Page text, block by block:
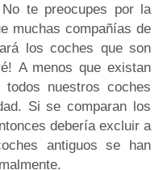
te preocupes por la
muchas compañías de
los coches que son
A menos que existan
todos nuestros coches
Si se comparan los
debería excluir a
antiguos se han